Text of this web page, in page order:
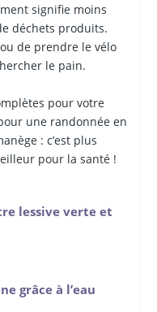
signifie moins
déchets produits.
de prendre le vélo
le pain.
pour votre
une randonnée en
: c’est plus
pour la santé !
lessive verte et
grâce à l’eau